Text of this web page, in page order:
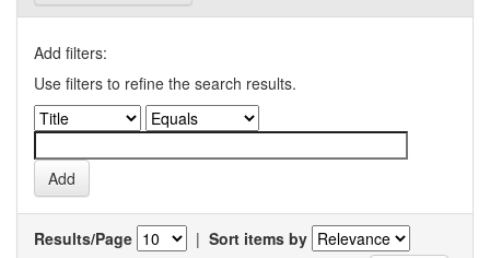
Add filters:
Use filters to refine the search results.
Results/Page | Sort items by